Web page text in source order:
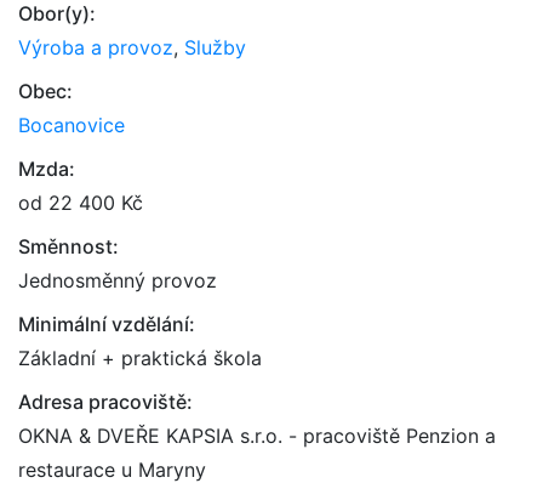
Obor(y):
Výroba a provoz, Služby
Obec:
Bocanovice
Mzda:
od 22 400 Kč
Směnnost:
Jednosměnný provoz
Minimální vzdělání:
Základní + praktická škola
Adresa pracoviště:
OKNA & DVEŘE KAPSIA s.r.o. - pracoviště Penzion a
restaurace u Maryny